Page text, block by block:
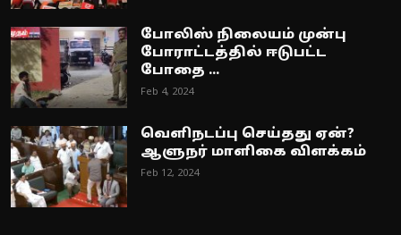
போலிஸ் நிலையம் முன்பு
போராட்டத்தில் ஈடுபட்ட
போதை ...
Feb 4, 2024
வெளிநடப்பு செய்தது ஏன்?
ஆளுநர் மாளிகை விளக்கம்
Feb 12, 2024